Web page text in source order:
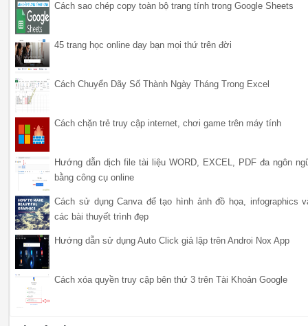
Cách sao chép copy toàn bộ trang tính trong Google Sheets
45 trang học online dạy bạn mọi thứ trên đời
Cách Chuyển Dãy Số Thành Ngày Tháng Trong Excel
Cách chặn trẻ truy cập internet, chơi game trên máy tính
Hướng dẫn dịch file tài liệu WORD, EXCEL, PDF đa ngôn
bằng công cụ online
Cách sử dụng Canva để tạo hình ảnh đồ họa, infographics
các bài thuyết trình đẹp
Hướng dẫn sử dụng Auto Click giả lập trên Androi Nox App
Cách xóa quyền truy cập bên thứ 3 trên Tài Khoản Google